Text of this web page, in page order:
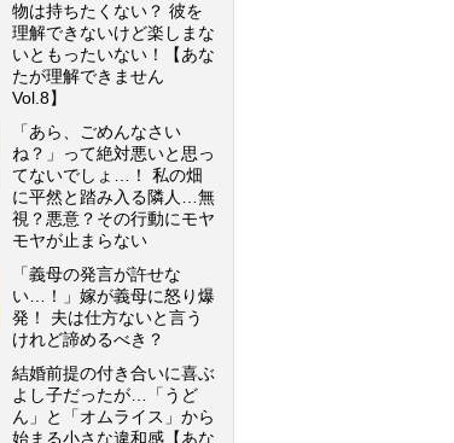
物は持ちたくない？ 彼を
理解できないけど楽しまな
いともったいない！【あな
たが理解できません
Vol.8】
「あら、ごめんなさい
ね？」って絶対悪いと思っ
てないでしょ…！ 私の畑
に平然と踏み入る隣人…無
視？悪意？その行動にモヤ
モヤが止まらない
「義母の発言が許せな
い…！」嫁が義母に怒り爆
発！ 夫は仕方ないと言う
けれど諦めるべき？
結婚前提の付き合いに喜ぶ
よし子だったが…「うど
ん」と「オムライス」から
始まる小さな違和感【あな